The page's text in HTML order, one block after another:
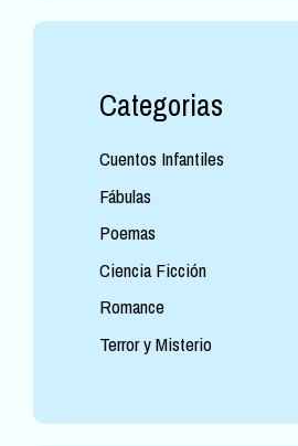
Categorias
Cuentos Infantiles
Fábulas
Poemas
Ciencia Ficción
Romance
Terror y Misterio